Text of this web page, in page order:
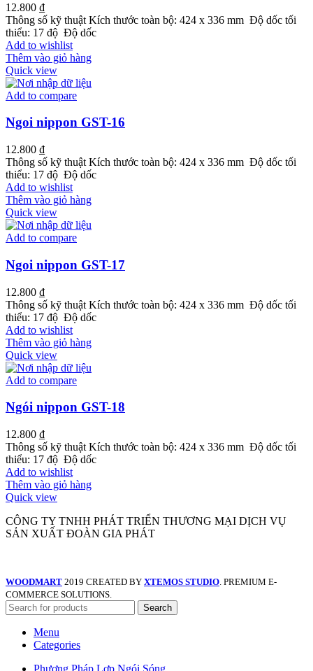
12.800 ₫
Thông số kỹ thuật Kích thước toàn bộ: 424 x 336 mm Độ dốc tối
thiểu: 17 độ Độ dốc
Add to wishlist
Thêm vào giỏ hàng
Quick view
Add to compare
Ngoi nippon GST-16
12.800 ₫
Thông số kỹ thuật Kích thước toàn bộ: 424 x 336 mm Độ dốc tối
thiểu: 17 độ Độ dốc
Add to wishlist
Thêm vào giỏ hàng
Quick view
Add to compare
Ngoi nippon GST-17
12.800 ₫
Thông số kỹ thuật Kích thước toàn bộ: 424 x 336 mm Độ dốc tối
thiểu: 17 độ Độ dốc
Add to wishlist
Thêm vào giỏ hàng
Quick view
Add to compare
Ngói nippon GST-18
12.800 ₫
Thông số kỹ thuật Kích thước toàn bộ: 424 x 336 mm Độ dốc tối
thiểu: 17 độ Độ dốc
Add to wishlist
Thêm vào giỏ hàng
Quick view
CÔNG TY TNHH PHÁT TRIỂN THƯƠNG MẠI DỊCH VỤ
SẢN XUẤT ĐOÀN GIA PHÁT
WOODMART 2019 CREATED BY XTEMOS STUDIO. PREMIUM E-
COMMERCE SOLUTIONS.
Search
Menu
Categories
Phương Pháp Lợp Ngói Sóng